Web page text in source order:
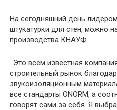
На сегодняшний день
штукатурки для стен, можно
производства КНАУФ
. Это всем известная
строительный рынок
звукоизоляционным
все стандарты ONORM, а
говорят сами за себя. Я